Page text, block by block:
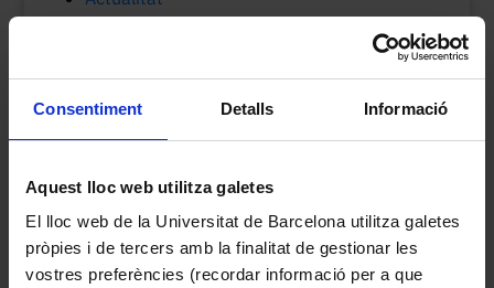
Consentiment Detalls Informació
Aquest lloc web utilitza galetes
El lloc web de la Universitat de Barcelona utilitza galetes
pròpies i de tercers amb la finalitat de gestionar les
vostres preferències (recordar informació per a que
Patrimoni cultural
Etiquetes
150è aniversari arxius biblioteques Biologia
catalogació centenari Cinema ciència col·leccions
patrimonials UB col·leccions